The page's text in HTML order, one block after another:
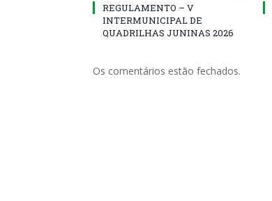
REGULAMENTO – V
INTERMUNICIPAL DE
QUADRILHAS JUNINAS 2026
Os comentários estão fechados.